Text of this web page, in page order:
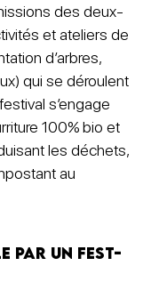
des deux-
et ateliers de
d’arbres,
qui se déroulent
s’engage
100% bio et
les déchets,
au
par un fest-